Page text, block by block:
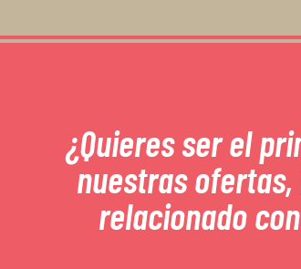
¿Quieres ser el
nuestras
relacionado